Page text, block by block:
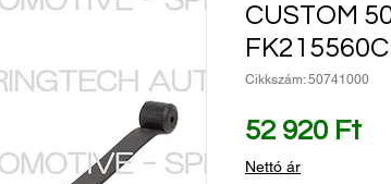
CUSTOM
Cikkszám: 50741000
52 920 FtÁr
Nettó ár